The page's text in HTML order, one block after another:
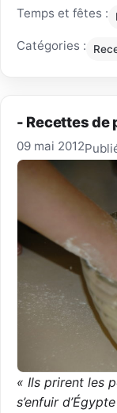
Temps et fêtes :
Catégories :
- Recettes de
09 mai 2012
« Ils prirent les
s’enfuir